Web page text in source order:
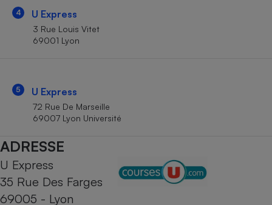
4 U Express
3 Rue Louis Vitet
69001 Lyon
5 U Express
72 Rue De Marseille
69007 Lyon Université
ADRESSE
U Express
35 Rue Des Farges
69005 - Lyon
Cafetière à expressos